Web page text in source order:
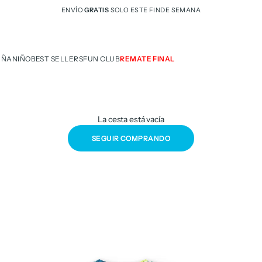
ENVÍOGRATIS SOLO ESTE FINDE SEMANA
NIÑOBEST SELLERSFUN CLUBREMATE FINAL
La cesta está vacía
SEGUIR COMPRANDO